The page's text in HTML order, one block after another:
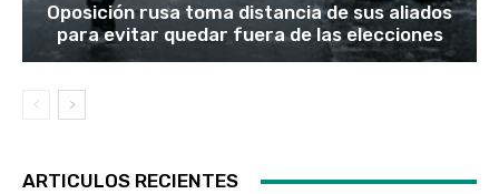
Oposición rusa toma distancia de sus aliados
para evitar quedar fuera de las elecciones
ARTICULOS RECIENTES